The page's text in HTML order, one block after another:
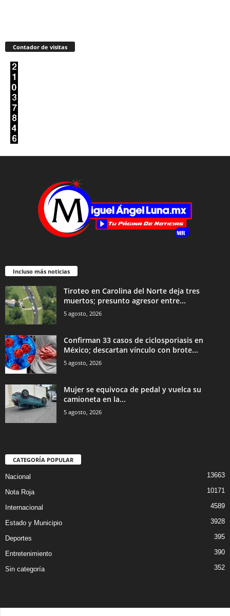
Contador de visitas
Incluso más noticias
Tiroteo en Carolina del Norte deja tres
muertos; presunto agresor entre...
5 agosto, 2026
Confirman 33 casos de ciclosporiasis en
México; descartan vínculo con brote...
5 agosto, 2026
Mujer se equivoca de pedal y vuelca su
camioneta en la...
5 agosto, 2026
CATEGORÍA POPULAR
Nacional 13663
Nota Roja 10171
Internacional 4589
Estado y Municipio 3928
Deportes 395
Entretenimiento 390
Sin categoría 352